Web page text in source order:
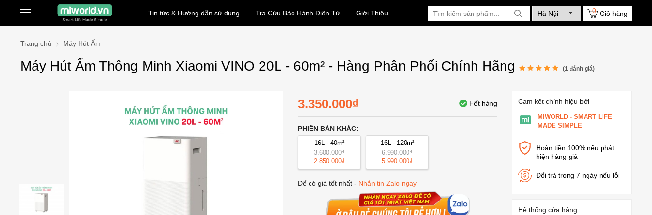
Tin tức & Hướng dẫn sử dụng Tra Cứu Bảo Hành Điện Tử Giới Thiệu Giỏ hàng
0
Trang chủ Máy Hút Ẩm
Máy Hút Ẩm Thông Minh Xiaomi VINO 20L - 60m² - Hàng Phân Phối Chính Hãng (1 đánh giá)
3.350.000₫ Hết hàng
PHIÊN BẢN KHÁC:
16L - 40m²
3.600.000₫
2.850.000₫
16L - 120m²
6.990.000₫
5.990.000₫
Để có giá tốt nhất - Nhắn tin Zalo ngay
Cam kết chính hiệu bởi
MIWORLD - SMART LIFE
MADE SIMPLE
Hoàn tiền 100% nếu phát
hiện hàng giả
Đổi trả trong 7 ngày nếu lỗi
Hệ thống cửa hàng